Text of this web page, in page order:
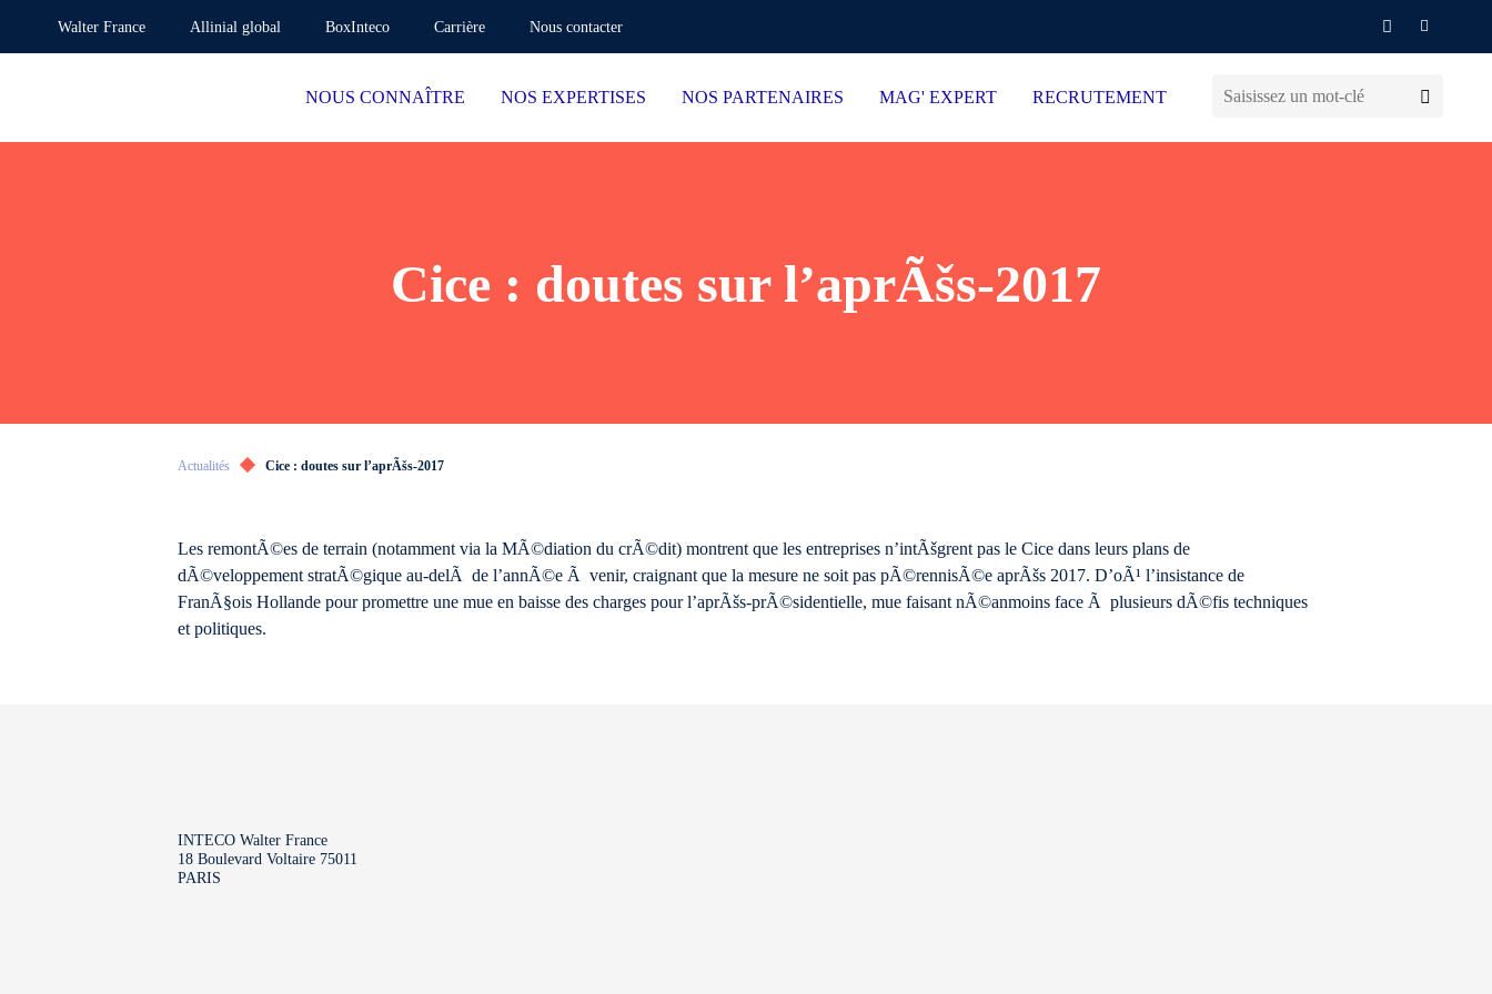
Walter France Allinial global BoxInteco Carrière Nous contacter
NOUS CONNAÎTRE NOS EXPERTISES NOS PARTENAIRES MAG' EXPERT RECRUTEMENT
Cice : doutes sur l’aprÃšs-2017
Actualités Cice : doutes sur l’aprÃšs-2017
Les remontÃ©es de terrain (notamment via la MÃ©diation du crÃ©dit) montrent que les entreprises n’intÃšgrent pas le Cice dans leurs plans de
dÃ©veloppement stratÃ©gique au-delÃ de l’annÃ©e Ã venir, craignant que la mesure ne soit pas pÃ©rennisÃ©e aprÃšs 2017. D’oÃ¹ l’insistance de
FranÃ§ois Hollande pour promettre une mue en baisse des charges pour l’aprÃšs-prÃ©sidentielle, mue faisant nÃ©anmoins face Ã plusieurs dÃ©fis techniques
et politiques.
INTECO Walter France
18 Boulevard Voltaire 75011
PARIS